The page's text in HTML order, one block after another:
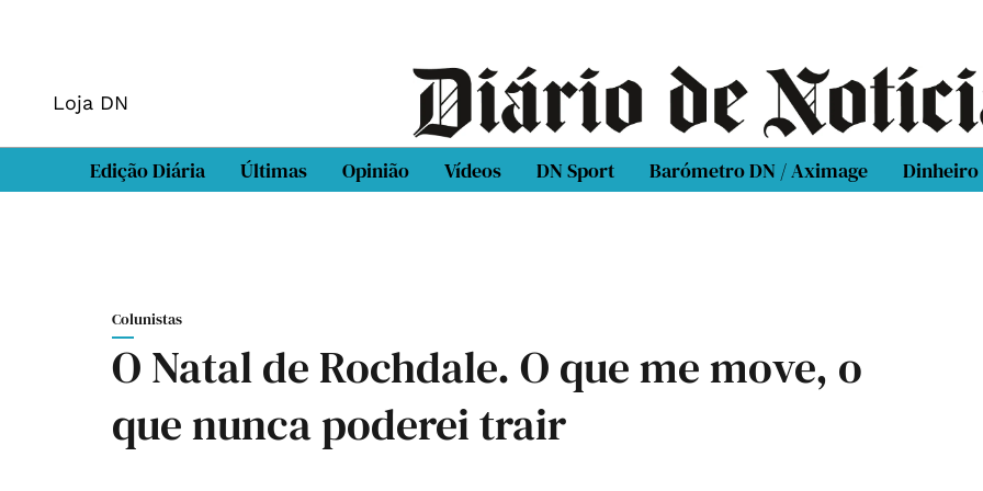
Loja DN
Edição Diária Últimas Opinião Vídeos DN Sport Barómetro DN / Aximage Dinheiro
Colunistas
O Natal de Rochdale. O que me move, o
que nunca poderei trair